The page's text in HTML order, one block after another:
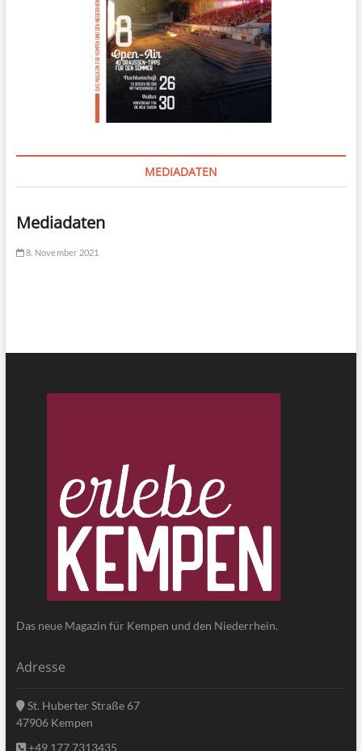
MEDIADATEN
Mediadaten
8. November 2021
Das neue Magazin für Kempen und den Niederrhein.
Adresse
St. Huberter Straße 67
47906 Kempen
+49 177 7313435